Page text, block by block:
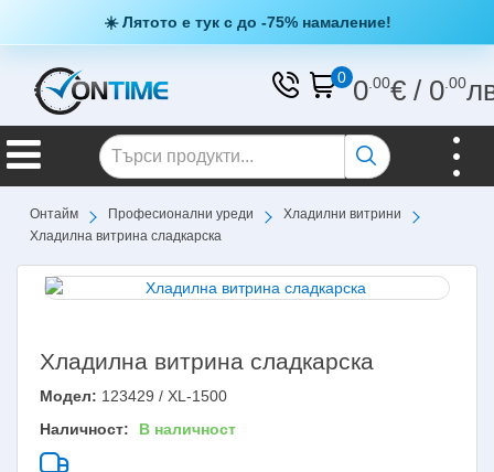
☀️ Лятото е тук с до -75% намаление!
0 0.00€/ 0.00
Онтайм Професионални уреди
Хладилни витрини
Хладилна витрина сладкарска
Хладилна витрина сладкарска
Модел: 123429 / XL-1500
Наличност:
В наличност